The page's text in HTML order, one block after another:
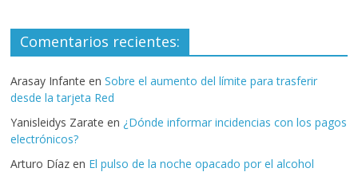
Comentarios recientes:
Arasay Infante enSobre el aumento del límite para trasferir
desde la tarjeta Red
Yanisleidys Zarate en ¿Dónde informar incidencias con los pagos
electrónicos?
Arturo Díaz en El pulso de la noche opacado por el alcohol